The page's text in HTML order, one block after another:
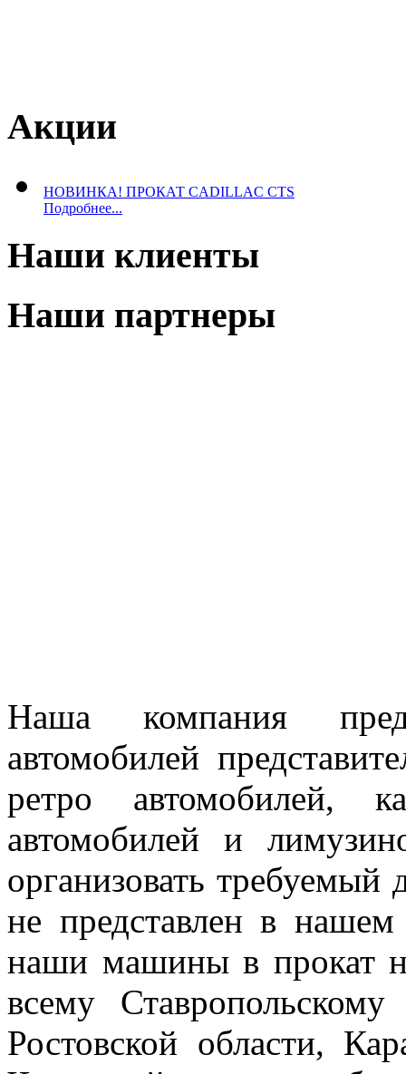
Акции
НОВИНКА! ПРОКАТ CADILLAC CTS
Подробнее...
Наши клиенты
Наши партнеры
Наша компания
автомобилей
ретро автомобилей,
автомобилей и
организовать требуемый
не представлен в
наши машины в прокат
всему
Ростовской области,